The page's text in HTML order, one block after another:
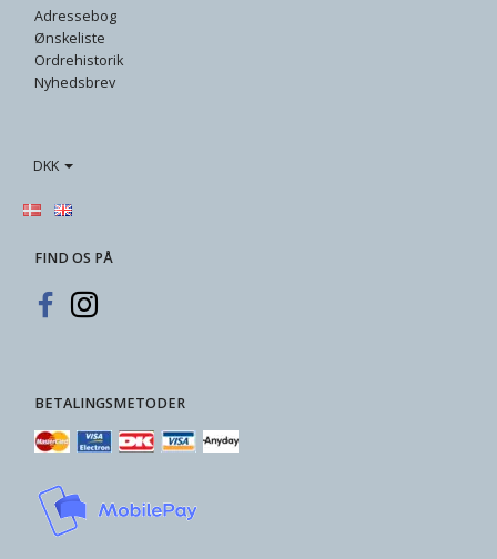
Adressebog
Ønskeliste
Ordrehistorik
Nyhedsbrev
DKK
FIND OS PÅ
BETALINGSMETODER